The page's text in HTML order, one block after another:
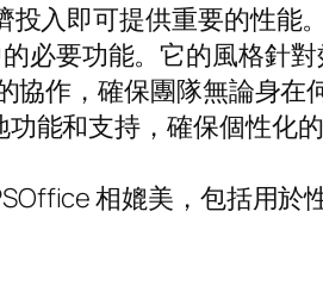
入即可提供重要的性能
必要功能。它的風格針對
作，確保團隊無論身
能和支持，確保個性化的
相媲美，包括用